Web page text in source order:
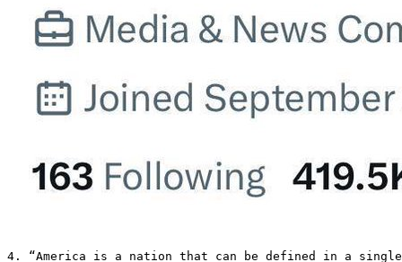
4. “America is a nation that can be defined in a